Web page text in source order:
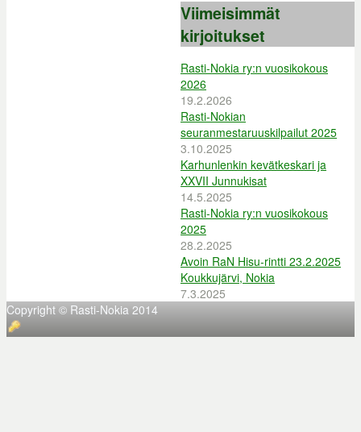
Viimeisimmät
kirjoitukset
Rasti-Nokia ry:n vuosikokous
2026
19.2.2026
Rasti-Nokian
seuranmestaruuskilpailut 2025
3.10.2025
Karhunlenkin kevätkeskari ja
XXVII Junnukisat
14.5.2025
Rasti-Nokia ry:n vuosikokous
2025
28.2.2025
Avoin RaN Hisu-rintti 23.2.2025
Koukkujärvi, Nokia
7.3.2025
Copyright © Rasti-Nokia 2014